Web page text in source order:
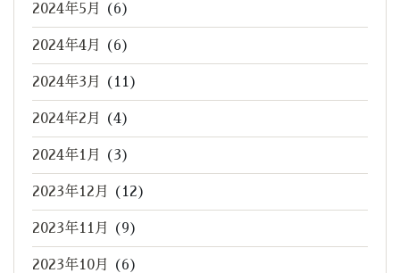
2024年5月 (6)
2024年4月 (6)
2024年3月 (11)
2024年2月 (4)
2024年1月 (3)
2023年12月 (12)
2023年11月 (9)
2023年10月 (6)